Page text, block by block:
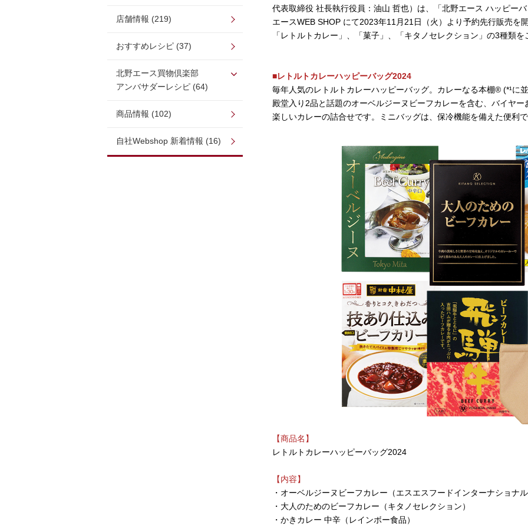
店舗情報 (219)
おすすめレシピ (37)
北野エース買物倶楽部
アンバサダーレシピ (64)
商品情報 (102)
自社Webshop 新着情報 (16)
代表取締役 社長執行役員：油山 哲也）は、「北野エース ハッピー
エースWEB SHOP にて2023年11月21日（火）より予約先行販売を
「レトルトカレー」、「菓子」、「キタノセレクション」の3種類
■レトルトカレーハッピーバッグ2024
毎年人気のレトルトカレーハッピーバッグ。カレーなる本棚® (*¹に
殿堂入り2品と話題のオーベルジーヌビーフカレーを含む、バイヤ
楽しいカレーの詰合せです。ミニバッグは、保冷機能を備えた便利
【商品名】
レトルトカレーハッピーバッグ2024
【内容】
・オーベルジーヌビーフカレー（エスエスフードインターナショナ
・大人のためのビーフカレー（キタノセレクション）
・かきカレー 中辛（レインボー食品）